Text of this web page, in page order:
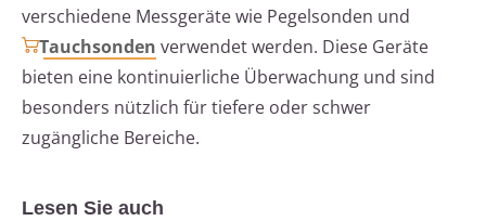
verschiedene Messgeräte wie Pegelsonden und
Tauchsonden verwendet werden. Diese Geräte
bieten eine kontinuierliche Überwachung und sind
besonders nützlich für tiefere oder schwer
zugängliche Bereiche.
Lesen Sie auch